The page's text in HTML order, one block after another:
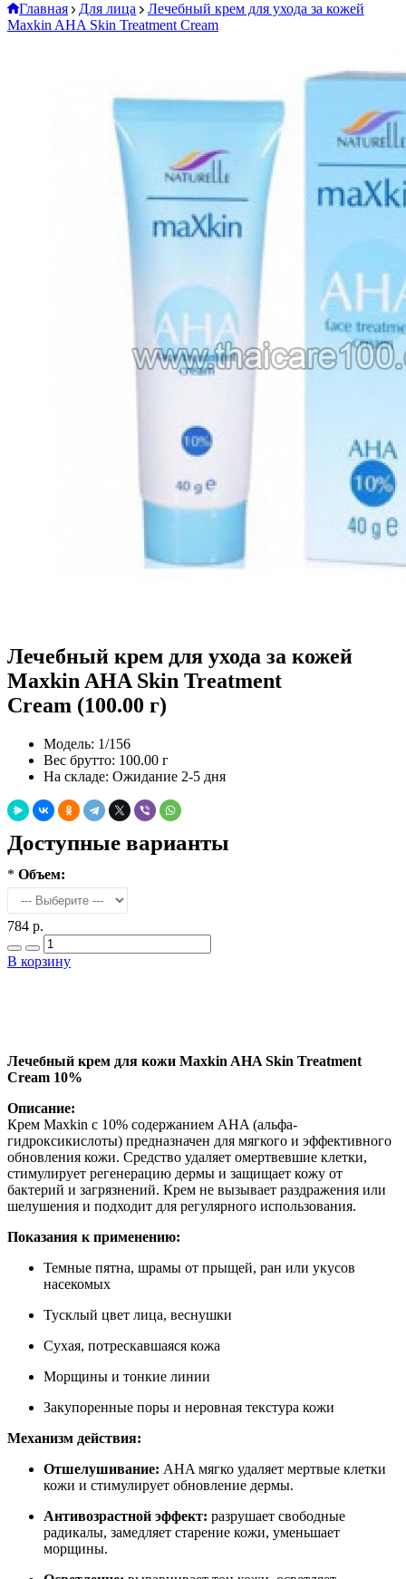
Главная Для лица
Лечебный крем для ухода за кожей
Maxkin AHA Skin Treatment Cream
Лечебный крем для ухода за кожей
Maxkin AHA Skin Treatment
Cream (100.00 г)
Модель: 1/156
Вес брутто: 100.00 г
На складе: Ожидание 2-5 дня
Доступные варианты
* Объем:
784 р.
В корзину
Лечебный крем для кожи Maxkin AHA Skin Treatment
Cream 10%
Описание:
Крем Maxkin с 10% содержанием AHA (альфа-
гидроксикислоты) предназначен для мягкого и эффективного
обновления кожи. Средство удаляет омертвевшие клетки,
стимулирует регенерацию дермы и защищает кожу от
бактерий и загрязнений. Крем не вызывает раздражения или
шелушения и подходит для регулярного использования.
Показания к применению:
Темные пятна, шрамы от прыщей, ран или укусов
насекомых
Тусклый цвет лица, веснушки
Сухая, потрескавшаяся кожа
Морщины и тонкие линии
Закупоренные поры и неровная текстура кожи
Механизм действия:
Отшелушивание: AHA мягко удаляет мертвые клетки
кожи и стимулирует обновление дермы.
Антивозрастной эффект: разрушает свободные
радикалы, замедляет старение кожи, уменьшает
морщины.